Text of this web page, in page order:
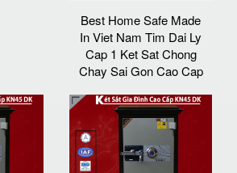
Best Home Safe Made
In Viet Nam Tim Dai Ly
Cap 1 Ket Sat Chong
Chay Sai Gon Cao Cap